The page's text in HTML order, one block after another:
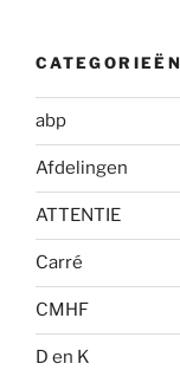
CATEGORIEËN
abp
Afdelingen
ATTENTIE
Carré
CMHF
D en K